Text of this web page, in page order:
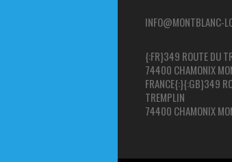
INFO@MONTBLANC-
{:FR}349 ROUTE DU
74400 CHAMONIX
FRANCE{:}{:GB}349
TREMPLIN
74400 CHAMONIX